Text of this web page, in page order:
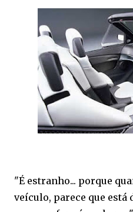
"É estranho... porque
veículo, parece que